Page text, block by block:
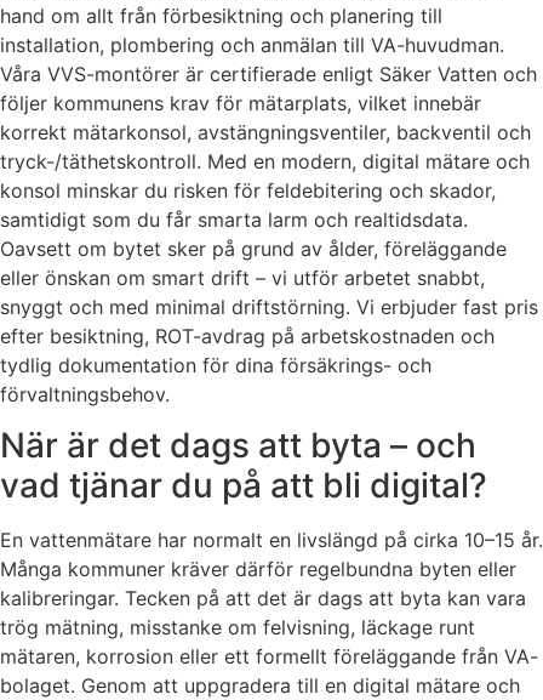
hand om allt från förbesiktning och planering till
installation, plombering och anmälan till VA-huvudman.
Våra VVS-montörer är certifierade enligt Säker Vatten och
följer kommunens krav för mätarplats, vilket innebär
korrekt mätarkonsol, avstängningsventiler, backventil och
tryck-/täthetskontroll. Med en modern, digital mätare och
konsol minskar du risken för feldebitering och skador,
samtidigt som du får smarta larm och realtidsdata.
Oavsett om bytet sker på grund av ålder, föreläggande
eller önskan om smart drift – vi utför arbetet snabbt,
snyggt och med minimal driftstörning. Vi erbjuder fast pris
efter besiktning, ROT-avdrag på arbetskostnaden och
tydlig dokumentation för dina försäkrings- och
förvaltningsbehov.
När är det dags att byta – och
vad tjänar du på att bli digital?
En vattenmätare har normalt en livslängd på cirka 10–15 år.
Många kommuner kräver därför regelbundna byten eller
kalibreringar. Tecken på att det är dags att byta kan vara
trög mätning, misstanke om felvisning, läckage runt
mätaren, korrosion eller ett formellt föreläggande från VA-
bolaget. Genom att uppgradera till en digital mätare och